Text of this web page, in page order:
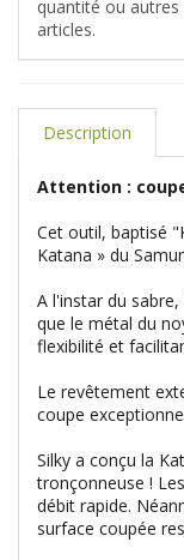
quantité ou autres
articles.
Description
Attention :
Cet outil, baptisé
Katana » du
A l'instar du
que le métal du
flexibilité et
Le revêtement
coupe
Silky a conçu la
tronçonneuse !
débit rapide.
surface coupée